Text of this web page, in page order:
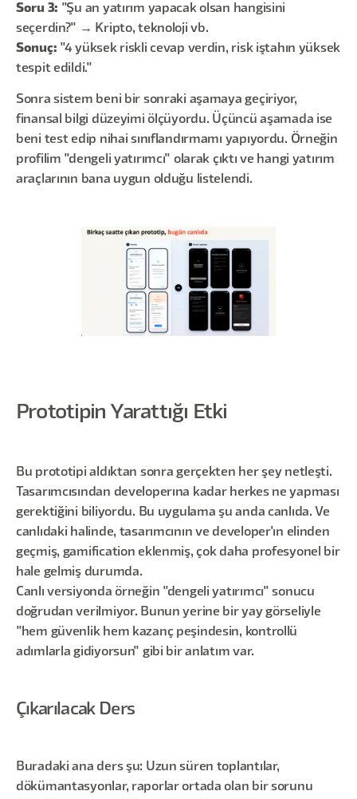
Soru 3: "Şu an yatırım yapacak olsan hangisini
seçerdin?" → Kripto, teknoloji vb.
Sonuç: "4 yüksek riskli cevap verdin, risk iştahın yüksek
tespit edildi."
Sonra sistem beni bir sonraki aşamaya geçiriyor,
finansal bilgi düzeyimi ölçüyordu. Üçüncü aşamada ise
beni test edip nihai sınıflandırmamı yapıyordu. Örneğin
profilim "dengeli yatırımcı" olarak çıktı ve hangi yatırım
araçlarının bana uygun olduğu listelendi.
Prototipin Yarattığı Etki
Bu prototipi aldıktan sonra gerçekten her şey netleşti.
Tasarımcısından developerına kadar herkes ne yapması
gerektiğini biliyordu. Bu uygulama şu anda canlıda. Ve
canlıdaki halinde, tasarımcının ve developer'ın elinden
geçmiş, gamification eklenmiş, çok daha profesyonel bir
hale gelmiş durumda.
Canlı versiyonda örneğin "dengeli yatırımcı" sonucu
doğrudan verilmiyor. Bunun yerine bir yay görseliyle
"hem güvenlik hem kazanç peşindesin, kontrollü
adımlarla gidiyorsun" gibi bir anlatım var.
Çıkarılacak Ders
Buradaki ana ders şu: Uzun süren toplantılar,
dökümantasyonlar, raporlar ortada olan bir sorunu